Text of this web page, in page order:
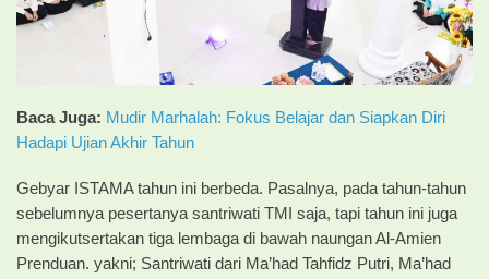
Baca Juga: Mudir Marhalah: Fokus Belajar dan Siapkan Diri
Hadapi Ujian Akhir Tahun
Gebyar ISTAMA tahun ini berbeda. Pasalnya, pada tahun-tahun
sebelumnya pesertanya santriwati TMI saja, tapi tahun ini juga
mengikutsertakan tiga lembaga di bawah naungan Al-Amien
Prenduan. yakni; Santriwati dari Ma’had Tahfidz Putri, Ma’had